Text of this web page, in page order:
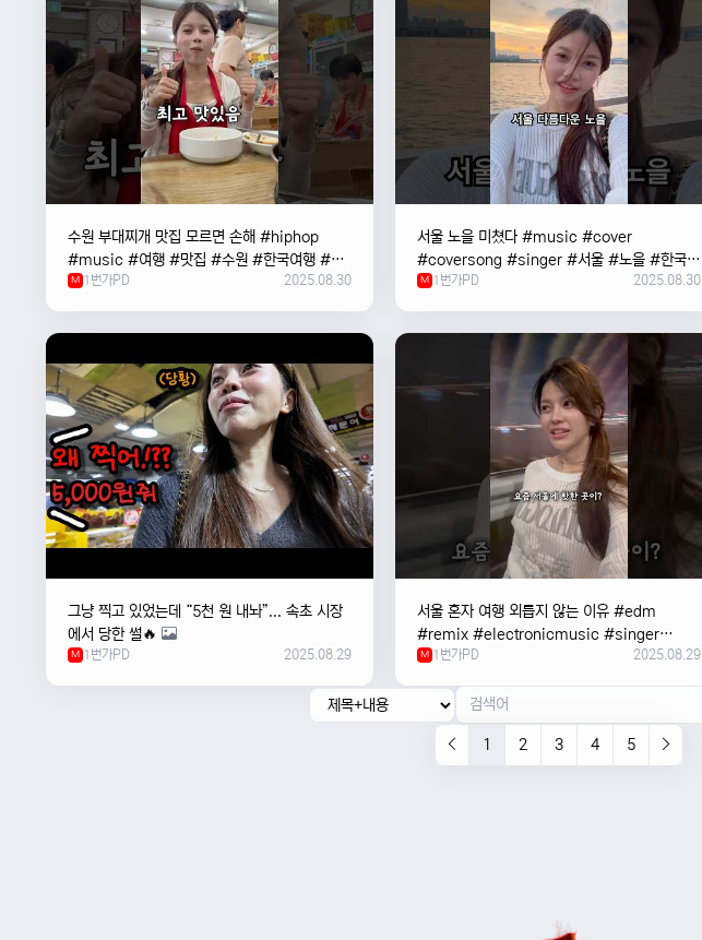
수원 부대찌개 맛집 모르면 손해 #hiphop
#music #여행 #맛집 #수원 #한국여행 #베
트남여자 #혼자여행
M 1번가PD 2025.08.30
서울 노을 미쳤다 #music #cover
#coversong #singer #서울 #노을 #한국
#한강
M 1번가PD 2025.08.30
그냥 찍고 있었는데 “5천 원 내놔”... 속초 시장
에서 당한 썰🔥
M 1번가PD 2025.08.29
서울 혼자 여행 외릅지 않는 이유 #edm
#remix #electronicmusic #singer
#newmusic #music #여행 #trending
M 1번가PD 2025.08.29
1 2 3 4 5